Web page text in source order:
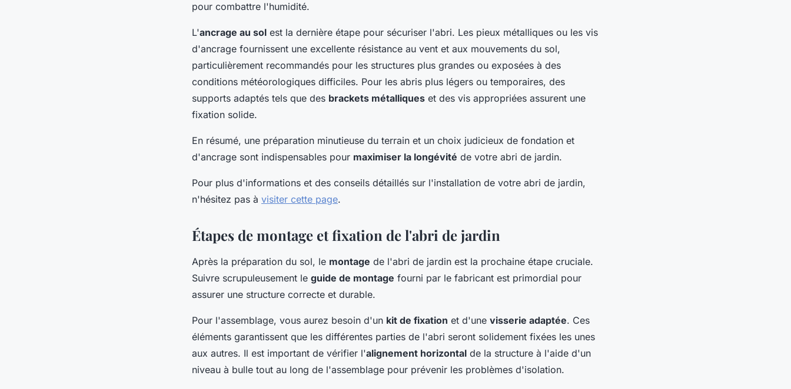
pour combattre l'humidité.
L'ancrage au sol est la dernière étape pour sécuriser l'abri. Les pieux métalliques ou les vis
d'ancrage fournissent une excellente résistance au vent et aux mouvements du sol,
particulièrement recommandés pour les structures plus grandes ou exposées à des
conditions météorologiques difficiles. Pour les abris plus légers ou temporaires, des
supports adaptés tels que des brackets métalliques et des vis appropriées assurent une
fixation solide.
En résumé, une préparation minutieuse du terrain et un choix judicieux de fondation et
d'ancrage sont indispensables pour maximiser la longévité de votre abri de jardin.
Pour plus d'informations et des conseils détaillés sur l'installation de votre abri de jardin,
n'hésitez pas à visiter cette page.
Étapes de montage et fixation de l'abri de jardin
Après la préparation du sol, le montage de l'abri de jardin est la prochaine étape cruciale.
Suivre scrupuleusement le guide de montage fourni par le fabricant est primordial pour
assurer une structure correcte et durable.
Pour l'assemblage, vous aurez besoin d'un kit de fixation et d'une visserie adaptée. Ces
éléments garantissent que les différentes parties de l'abri seront solidement fixées les unes
aux autres. Il est important de vérifier l'alignement horizontal de la structure à l'aide d'un
niveau à bulle tout au long de l'assemblage pour prévenir les problèmes d'isolation.